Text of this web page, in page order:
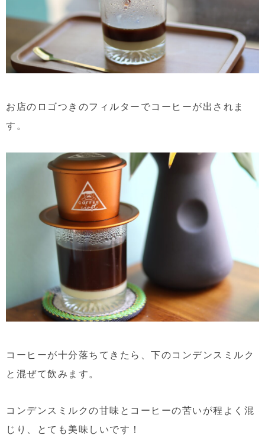
お店のロゴつきのフィルターでコーヒーが出されま
す。
コーヒーが十分落ちてきたら、下のコンデンスミルク
と混ぜて飲みます。
コンデンスミルクの甘味とコーヒーの苦いが程よく混
じり、とても美味しいです！